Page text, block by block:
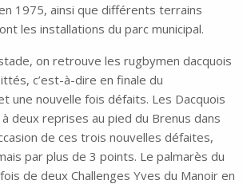
1975, ainsi que différents terrains
les installations du parc municipal.
on retrouve les rugbymen dacquois
c’est-à-dire en finale du
une nouvelle fois défaits. Les Dacquois
à deux reprises au pied du Brenus dans
de ces trois nouvelles défaites,
par plus de 3 points. Le palmarès du
de deux Challenges Yves du Manoir en